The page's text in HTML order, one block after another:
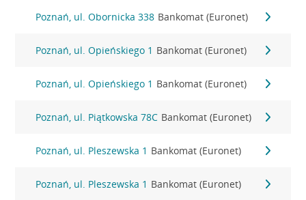
Poznań, ul. Obornicka 338 Bankomat (Euronet)
Poznań, ul. Opieńskiego 1 Bankomat (Euronet)
Poznań, ul. Opieńskiego 1 Bankomat (Euronet)
Poznań, ul. Piątkowska 78C Bankomat (Euronet)
Poznań, ul. Pleszewska 1 Bankomat (Euronet)
Poznań, ul. Pleszewska 1 Bankomat (Euronet)